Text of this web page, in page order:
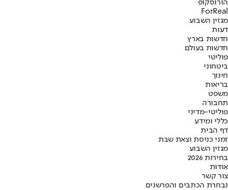
הורוסקופ
ForReal
מגזין השבוע
דעות
חדשות בארץ
חדשות בעולם
פוליטי
ביטחוני
חינוך
בריאות
משפט
תחבורה
פוליטי-מדיני
כללי ומידע
דף הבית
זמני כניסת וצאת שבת
מגזין השבוע
בחירות 2026
אודות
צור קשר
נבחרת הכתבים והפרשנים